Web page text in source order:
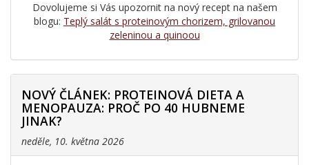
Dovolujeme si Vás upozornit na nový recept na našem
blogu: Teplý salát s proteinovým chorizem, grilovanou
zeleninou a quinoou
NOVÝ ČLÁNEK: PROTEINOVÁ DIETA A
MENOPAUZA: PROČ PO 40 HUBNEME
JINAK?
neděle, 10. května 2026